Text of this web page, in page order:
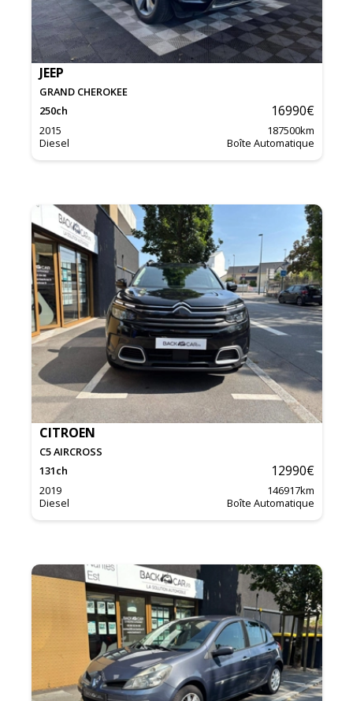
JEEP
GRAND CHEROKEE
250ch 16990€
2015 187500km
Diesel
Boîte Automatique
CITROEN
C5 AIRCROSS
131ch 12990€
2019 146917km
Diesel
Boîte Automatique